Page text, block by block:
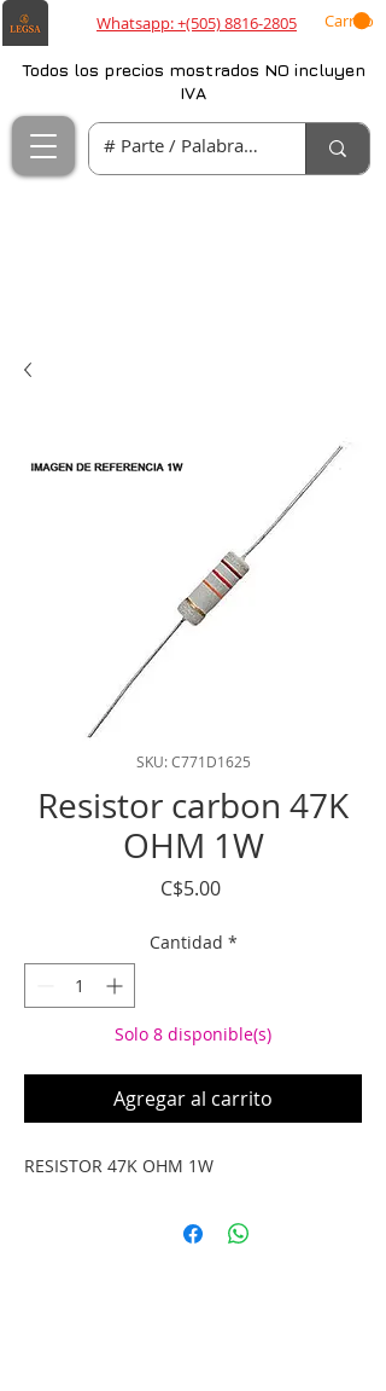
Whatsapp: +(505) 8816-2805 Carrito
Todos los precios mostrados NO incluyen
IVA
SKU: C771D1625
Resistor carbon 47K
OHM 1W
C$5.00Precio
Cantidad *
Solo 8 disponible(s)
Agregar al carrito
RESISTOR 47K OHM 1W